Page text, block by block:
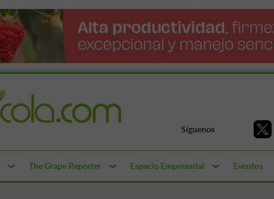
Síguenos
The Grape Reporter Espacio Empresarial Eventos